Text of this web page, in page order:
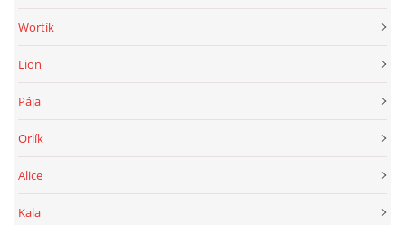
Wortík
Lion
Pája
Orlík
Alice
Kala